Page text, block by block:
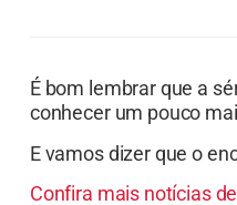
É bom lembrar que a
conhecer um pouco
E vamos dizer que o
Confira mais notícias